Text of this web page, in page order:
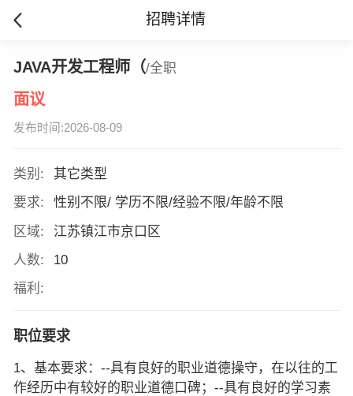
招聘详情
JAVA开发工程师（/全职
面议
发布时间:2026-08-09
类别:
其它类型
要求:
性别不限/ 学历不限/经验不限/年龄不限
区域:
江苏镇江市京口区
人数:
10
福利:
职位要求
1、基本要求：--具有良好的职业道德操守，在以往的工
作经历中有较好的职业道德口碑；--具有良好的学习素